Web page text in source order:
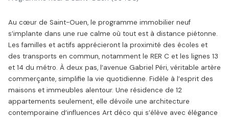
Au cœur de Saint-Ouen, le programme immobilier neuf
s’implante dans une rue calme où tout est à distance piétonne.
Les familles et actifs apprécieront la proximité des écoles et
des transports en commun, notamment le RER C et les lignes 13
et 14 du métro. À deux pas, l’avenue Gabriel Péri, véritable artère
commerçante, simplifie la vie quotidienne. Fidèle à l’esprit des
maisons et immeubles alentour. Une résidence de 12
appartements seulement, elle dévoile une architecture
contemporaine d’influences Art déco qui s’élève avec élégance